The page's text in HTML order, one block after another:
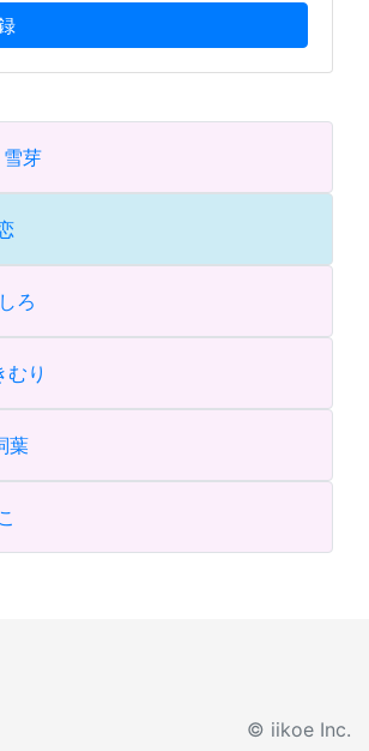
芽
ろ
むり
葉
© iikoe Inc.